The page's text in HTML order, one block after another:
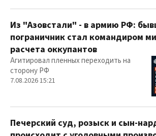
Из "Азовстали" - в армию РФ:
пограничник стал командиром
расчета оккупантов
Агитировал пленных переходить на
сторону РФ
7.08.2026 15:21
Печерский суд, розыск и сын-